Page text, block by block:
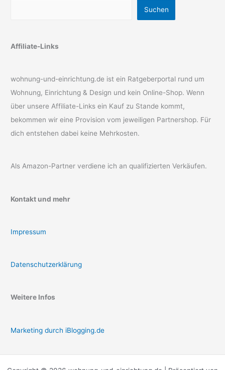
Suchen
Affiliate-Links
wohnung-und-einrichtung.de ist ein Ratgeberportal rund um
Wohnung, Einrichtung & Design und kein Online-Shop. Wenn
über unsere Affiliate-Links ein Kauf zu Stande kommt,
bekommen wir eine Provision vom jeweiligen Partnershop. Für
dich entstehen dabei keine Mehrkosten.
Als Amazon-Partner verdiene ich an qualifizierten Verkäufen.
Kontakt und mehr
Impressum
Datenschutzerklärung
Weitere Infos
Marketing durch iBlogging.de